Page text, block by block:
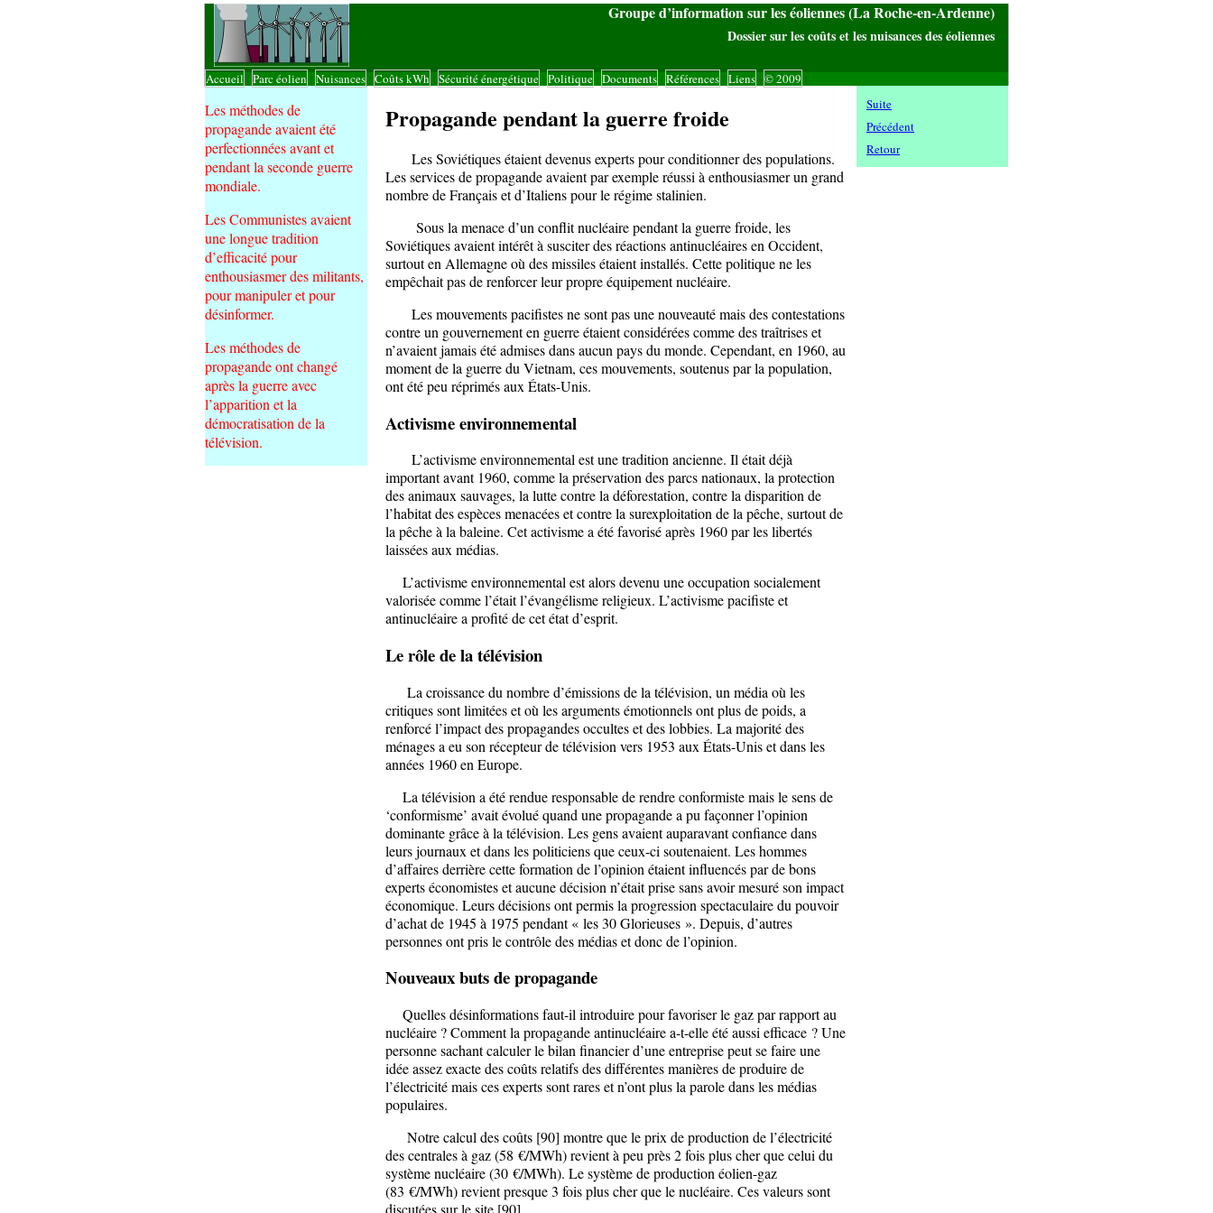
Groupe d’information sur les éoliennes (La Roche-en-Ardenne)
Dossier sur les coûts et les nuisances des éoliennes
Accueil Parc éolien Nuisances Coûts kWh Sécurité énergétique Politique Documents Références Liens © 2009
Les méthodes de
propagande avaient été
perfectionnées avant et
pendant la seconde guerre
mondiale.
Les Communistes avaient
une longue tradition
d’efficacité pour
enthousiasmer des militants,
pour manipuler et pour
désinformer.
Les méthodes de
propagande ont changé
après la guerre avec
l’apparition et la
démocratisation de la
télévision.
Propagande pendant la guerre froide
Les Soviétiques étaient devenus experts pour conditionner des populations.
Les services de propagande avaient par exemple réussi à enthousiasmer un grand
nombre de Français et d’Italiens pour le régime stalinien.
Sous la menace d’un conflit nucléaire pendant la guerre froide, les
Soviétiques avaient intérêt à susciter des réactions antinucléaires en Occident,
surtout en Allemagne où des missiles étaient installés. Cette politique ne les
empêchait pas de renforcer leur propre équipement nucléaire.
Les mouvements pacifistes ne sont pas une nouveauté mais des contestations
contre un gouvernement en guerre étaient considérées comme des traîtrises et
n’avaient jamais été admises dans aucun pays du monde. Cependant, en 1960, au
moment de la guerre du Vietnam, ces mouvements, soutenus par la population,
ont été peu réprimés aux États-Unis.
Activisme environnemental
L’activisme environnemental est une tradition ancienne. Il était déjà
important avant 1960, comme la préservation des parcs nationaux, la protection
des animaux sauvages, la lutte contre la déforestation, contre la disparition de
l’habitat des espèces menacées et contre la surexploitation de la pêche, surtout de
la pêche à la baleine. Cet activisme a été favorisé après 1960 par les libertés
laissées aux médias.
L’activisme environnemental est alors devenu une occupation socialement
valorisée comme l’était l’évangélisme religieux. L’activisme pacifiste et
antinucléaire a profité de cet état d’esprit.
Le rôle de la télévision
La croissance du nombre d’émissions de la télévision, un média où les
critiques sont limitées et où les arguments émotionnels ont plus de poids, a
renforcé l’impact des propagandes occultes et des lobbies. La majorité des
ménages a eu son récepteur de télévision vers 1953 aux États-Unis et dans les
années 1960 en Europe.
La télévision a été rendue responsable de rendre conformiste mais le sens de
‘conformisme’ avait évolué quand une propagande a pu façonner l’opinion
dominante grâce à la télévision. Les gens avaient auparavant confiance dans
leurs journaux et dans les politiciens que ceux-ci soutenaient. Les hommes
d’affaires derrière cette formation de l’opinion étaient influencés par de bons
experts économistes et aucune décision n’était prise sans avoir mesuré son impact
économique. Leurs décisions ont permis la progression spectaculaire du pouvoir
d’achat de 1945 à 1975 pendant « les 30 Glorieuses ». Depuis, d’autres
personnes ont pris le contrôle des médias et donc de l’opinion.
Nouveaux buts de propagande
Quelles désinformations faut-il introduire pour favoriser le gaz par rapport au
nucléaire ? Comment la propagande antinucléaire a-t-elle été aussi efficace ? Une
personne sachant calculer le bilan financier d’une entreprise peut se faire une
idée assez exacte des coûts relatifs des différentes manières de produire de
l’électricité mais ces experts sont rares et n’ont plus la parole dans les médias
populaires.
Notre calcul des coûts [90] montre que le prix de production de l’électricité
des centrales à gaz (58 €/MWh) revient à peu près 2 fois plus cher que celui du
système nucléaire (30 €/MWh). Le système de production éolien-gaz
(83 €/MWh) revient presque 3 fois plus cher que le nucléaire. Ces valeurs sont
discutées sur le site [90].
Suite
Précédent
Retour